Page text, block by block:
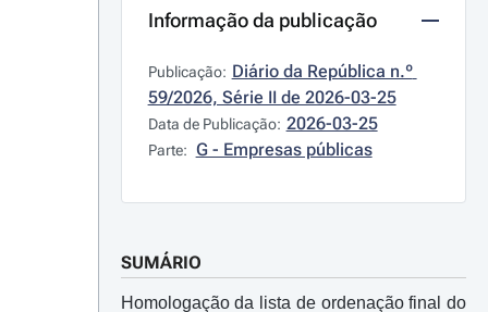
Informação da publicação
Publicação: Diário da República n.º
59/2026, Série II de 2026-03-25
Data de Publicação: 2026-03-25
Parte: G - Empresas públicas
SUMÁRIO
Homologação da lista de ordenação final do